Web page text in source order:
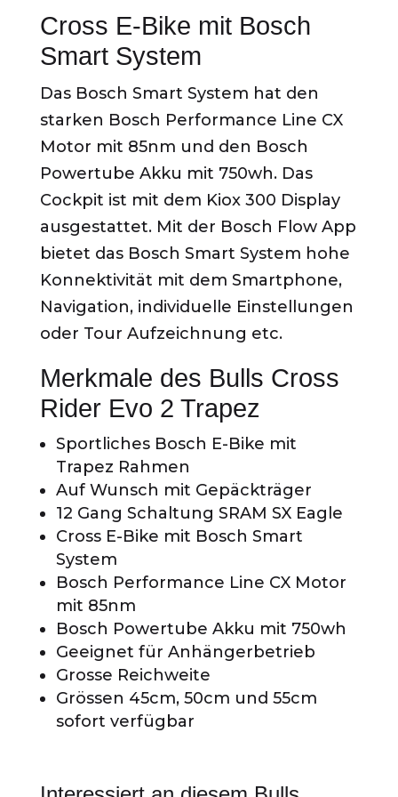
Cross E-Bike mit Bosch
Smart System
Das Bosch Smart System hat den
starken Bosch Performance Line CX
Motor mit 85nm und den Bosch
Powertube Akku mit 750wh. Das
Cockpit ist mit dem Kiox 300 Display
ausgestattet. Mit der Bosch Flow App
bietet das Bosch Smart System hohe
Konnektivität mit dem Smartphone,
Navigation, individuelle Einstellungen
oder Tour Aufzeichnung etc.
Merkmale des Bulls Cross
Rider Evo 2 Trapez
Sportliches Bosch E-Bike mit
Trapez Rahmen
Auf Wunsch mit Gepäckträger
12 Gang Schaltung SRAM SX Eagle
Cross E-Bike mit Bosch Smart
System
Bosch Performance Line CX Motor
mit 85nm
Bosch Powertube Akku mit 750wh
Geeignet für Anhängerbetrieb
Grosse Reichweite
Grössen 45cm, 50cm und 55cm
sofort verfügbar